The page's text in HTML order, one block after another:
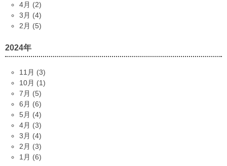
4月 (2)
3月 (4)
2月 (5)
2024年
11月 (3)
10月 (1)
7月 (5)
6月 (6)
5月 (4)
4月 (3)
3月 (4)
2月 (3)
1月 (6)